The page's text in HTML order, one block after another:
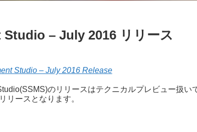
– July 2016 リリース
Studio – July 2016 Release
のリリースはテクニカルプレビュー扱い
リースとなります。